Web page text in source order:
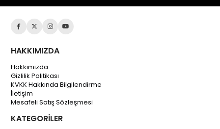
HAKKIMIZDA
Hakkımızda
Gizlilik Politikası
KVKK Hakkında Bilgilendirme
İletişim
Mesafeli Satış Sözleşmesi
KATEGORİLER